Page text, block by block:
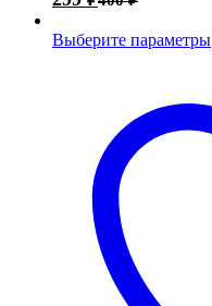
Выберите параметры